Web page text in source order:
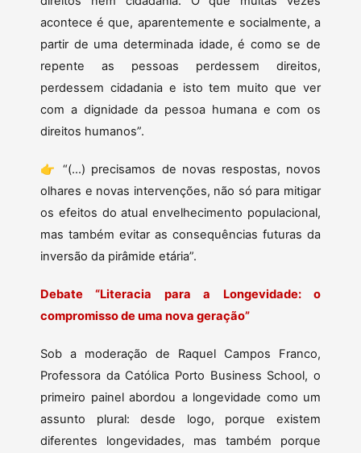
acontece é que, aparentemente e socialmente, a
partir de uma determinada idade, é como se de
repente as pessoas perdessem direitos,
perdessem cidadania e isto tem muito que ver
com a dignidade da pessoa humana e com os
direitos humanos”.
👉 “(…) precisamos de novas respostas, novos
olhares e novas intervenções, não só para mitigar
os efeitos do atual envelhecimento populacional,
mas também evitar as consequências futuras da
inversão da pirâmide etária”.
Debate “Literacia para a Longevidade: o
compromisso de uma nova geração”
Sob a moderação de Raquel Campos Franco,
Professora da Católica Porto Business School, o
primeiro painel abordou a longevidade como um
assunto plural: desde logo, porque existem
diferentes longevidades, mas também porque